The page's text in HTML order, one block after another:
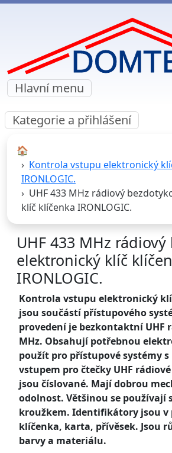
Hlavní menu
Kategorie a přihlášení
🏠︎
Kontrola vstupu elektronický
IRONLOGIC.
UHF 433 MHz rádiový
klíč klíčenka IRONLOGIC.
UHF 433 MHz
elektronický klíč
IRONLOGIC.
Kontrola vstupu elektronický
jsou součástí přístupového
provedení je bezkontaktní UHF
MHz. Obsahují potřebnou
použít pro přístupové systémy
vstupem pro čtečky UHF rádiové
jsou číslované. Mají dobrou
odolnost. Většinou se používají
kroužkem. Identifikátory jsou v
klíčenka, karta, přívěsek. Jsou
barvy a materiálu.